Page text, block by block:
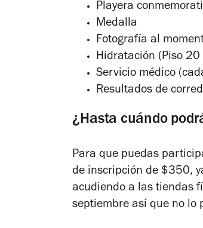
Playera
Medalla
Fotografía al
Hidratación (Piso 20
Servicio médico
Resultados de
¿Hasta cuándo
Para que puedas
de inscripción de $350,
acudiendo a las tiendas
septiembre así que no lo